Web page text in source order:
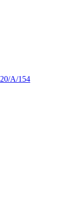
А/154